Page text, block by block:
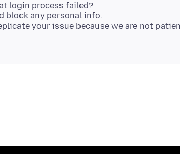
login process failed?
block any personal info.
your issue because we are not